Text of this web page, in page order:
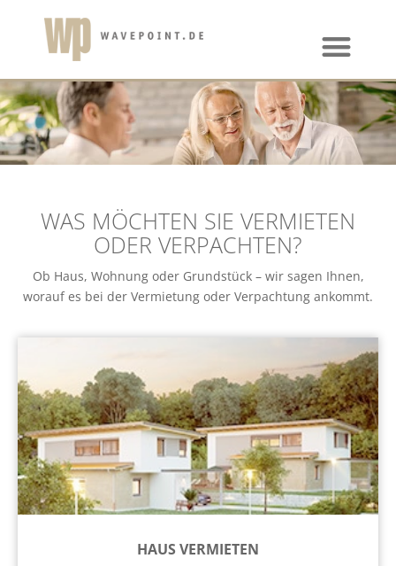
WAS MÖCHTEN SIE VERMIETEN
ODER VERPACHTEN?
Ob Haus, Wohnung oder Grundstück – wir sagen Ihnen,
worauf es bei der Vermietung oder Verpachtung ankommt.
HAUS VERMIETEN